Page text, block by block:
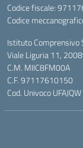
Codice fiscale:
Codice
Istituto Comprensivo
Viale Liguria 11,
C.M. MIIC8FM00A
C.F. 97117610150
Cod. Univoco UFAJQW